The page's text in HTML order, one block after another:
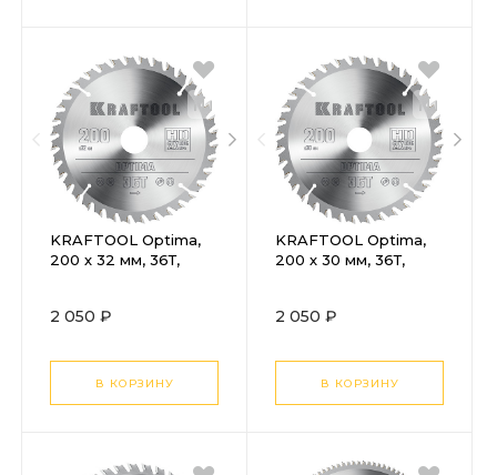
KRAFTOOL Optima,
200 х 32 мм, 36Т,
32)
2 050 ₽
В КОРЗИНУ
KRAFTOOL Optima,
200 х 30 мм, 36Т,
30)
2 050 ₽
В КОРЗИНУ